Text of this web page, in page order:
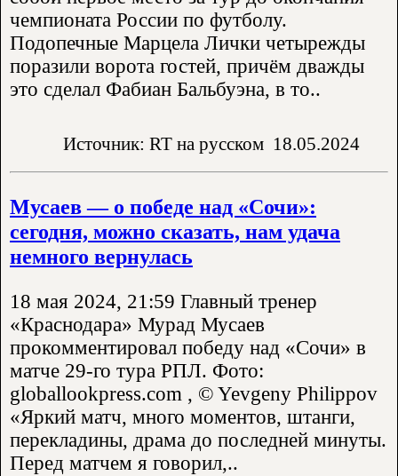
чемпионата России по футболу.
Подопечные Марцела Лички четырежды
поразили ворота гостей, причём дважды
это сделал Фабиан Бальбуэна, в то..
Источник: RT на русском 18.05.2024
Мусаев — о победе над «Сочи»:
сегодня, можно сказать, нам удача
немного вернулась
18 мая 2024, 21:59 Главный тренер
«Краснодара» Мурад Мусаев
прокомментировал победу над «Сочи» в
матче 29-го тура РПЛ. Фото:
globallookpress.com , © Yevgeny Philippov
«Яркий матч, много моментов, штанги,
перекладины, драма до последней минуты.
Перед матчем я говорил,..